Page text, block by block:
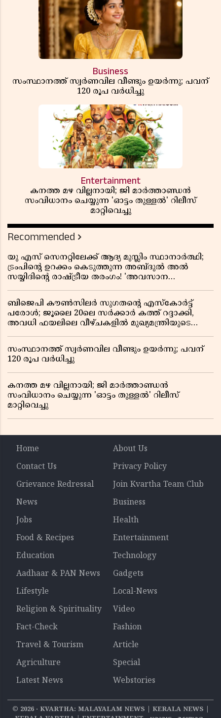
Business
സംസ്ഥാനത്ത് സ്വര്‍ണവില വീണ്ടും ഉയർന്നു; പവന്
120 രൂപ വര്‍ധിച്ചു
Entertainment
കനത്ത മഴ വില്ലനായി; ജി മാർത്താണ്ഡൻ
സംവിധാനം ചെയ്യുന്ന 'ഓട്ടം തുള്ളൽ' റിലീസ്
മാറ്റിവെച്ചു
Recommended
യു എസ് സെനറ്റിലേക്ക് ആദ്യ മുസ്ലിം സ്ഥാനാർത്ഥി;
ട്രംപിന്റെ ഉറക്കം കെടുത്തുന്ന അബ്ദുൽ അൽ
സയ്യിദിന്റെ രാഷ്ട്രീയ തരംഗം! 'അവസാന
ബിജെപി കൗൺസിലർ സുഗതന്റെ എസ്‌കോർട്ട്
പരോൾ; ജൂലൈ 20ലെ സർക്കാർ കത്ത് റദ്ദാക്കി,
അവധി ഫയലിലെ വീഴ്ചകളിൽ മുഖ്യമന്ത്രിയുടെ
സംസ്ഥാനത്ത് സ്വര്‍ണവില വീണ്ടും ഉയർന്നു; പവന്
120 രൂപ വര്‍ധിച്ചു
കനത്ത മഴ വില്ലനായി; ജി മാർത്താണ്ഡൻ
സംവിധാനം ചെയ്യുന്ന 'ഓട്ടം തുള്ളൽ' റിലീസ്
മാറ്റിവെച്ചു
Home
About Us
Contact Us
Privacy Policy
Grievance Redressal
Join Kvartha Team Club
News
Business
Jobs
Health
Food & Recipes
Entertainment
Education
Technology
Aadhaar & PAN News
Gadgets
Lifestyle
Local-News
Religion & Spirituality
Video
Fact-Check
Fashion
Travel & Tourism
Article
Agriculture
Special
Latest News
Webstories
© 2026‧ KVARTHA: MALAYALAM NEWS | KERALA NEWS |